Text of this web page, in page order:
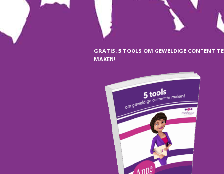
GRATIS: 5 TOOLS OM GEWELDIGE CONTENT TE
MAKEN!